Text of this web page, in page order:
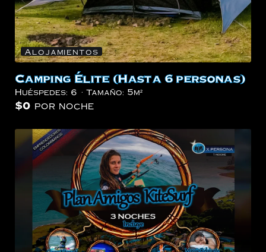
Alojamientos
Camping Élite (Hasta 6 personas)
Huéspedes: 6 Tamaño: 5m²
$0 por noche